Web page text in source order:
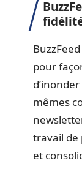
pour
mêmes
travail de
et